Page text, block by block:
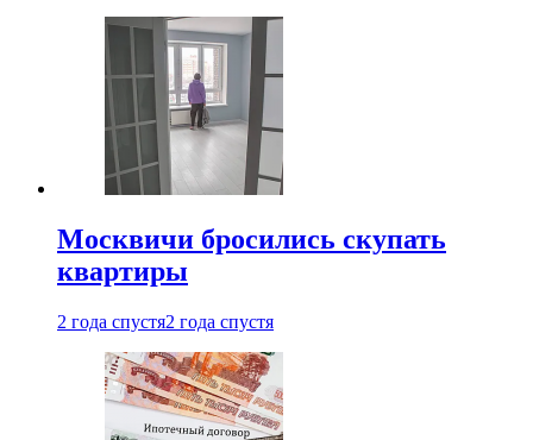
Москвичи бросились скупать
квартиры
2 года спустя2 года спустя